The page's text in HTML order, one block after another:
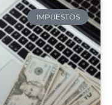
IMPUESTOS